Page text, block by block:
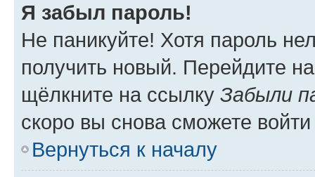
Я забыл пароль!
Не паникуйте! Хотя пароль
получить новый. Перейдите
щёлкните на ссылку Забыли
скоро вы снова сможете
Вернуться к началу